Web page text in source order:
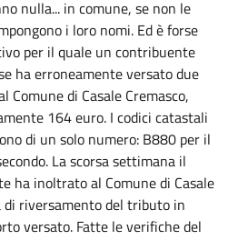
nulla... in comune, se non le
i loro nomi. Ed è forse
per il quale un contribuente
ha erroneamente versato due
Comune di Casale Cremasco,
164 euro. I codici catastali
di un solo numero: B880 per il
La scorsa settimana il
ha inoltrato al Comune di Casale
di riversamento del tributo in
versato. Fatte le verifiche del